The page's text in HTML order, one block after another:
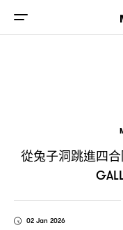
從兔子洞跳進四
02 Jan 2026